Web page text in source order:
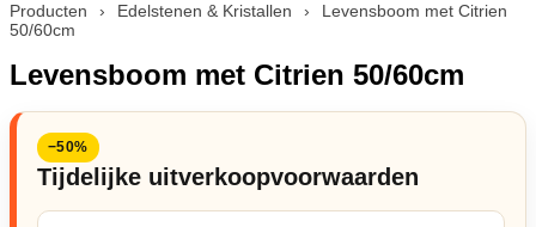
Beelden & Sculpturen (Binnen)
Edelstenen & Kristallen
Wierook & geur
Mijn account
Producten › Edelstenen & Kristallen ›
Levensboom met Citrien
50/60cm
Levensboom met Citrien 50/60cm
−50%
Tijdelijke uitverkoopvoorwaarden